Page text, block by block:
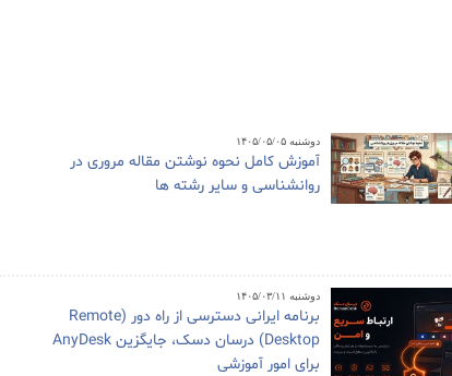
دوشنبه ۱۴۰۵/۰۵/۰۵
آموزش کامل نحوه نوشتن مقاله مروری در
روانشناسی و سایر رشته ها
دوشنبه ۱۴۰۵/۰۳/۱۱
برنامه ایرانی دسترسی از راه دور (Remote
Desktop) درسان دسک، جایگزین AnyDesk
برای امور آموزشی